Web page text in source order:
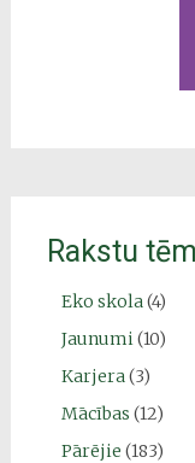
Rakstu
Eko skola(4)
Jaunumi(10)
Karjera(3)
Mācības (12)
Pārējie (183)